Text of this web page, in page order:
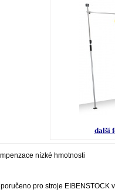
další
nízké hmotnosti
pro stroje